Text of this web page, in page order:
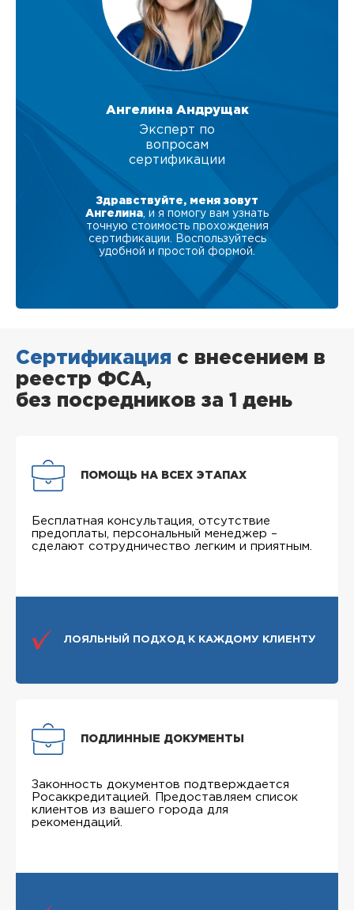
Ангелина Андрущак
Эксперт по
вопросам
сертификации
Здравствуйте, меня зовут
Ангелина , и я помогу вам узнать
точную стоимость прохождения
сертификации. Воспользуйтесь
удобной и простой формой.
Сертификация с внесением в
реестр ФСА,
без посредников за 1 день
ПОМОЩЬ НА ВСЕХ ЭТАПАХ
Бесплатная консультация, отсутствие
предоплаты, персональный менеджер –
сделают сотрудничество легким и приятным.
ЛОЯЛЬНЫЙ ПОДХОД К КАЖДОМУ КЛИЕНТУ
ПОДЛИННЫЕ ДОКУМЕНТЫ
Законность документов подтверждается
Росаккредитацией. Предоставляем список
клиентов из вашего города для
рекомендаций.